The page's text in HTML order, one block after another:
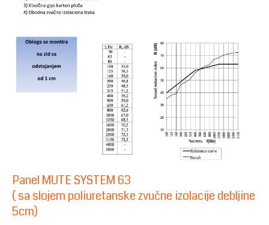
Panel MUTE SYSTEM 63
( sa slojem poliuretanske zvučne izolacije debljine
5cm)